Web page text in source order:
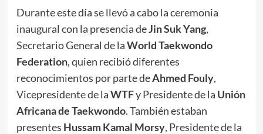
Durante este día se llevó a cabo la ceremonia
inaugural con la presencia deJin Suk Yang,
Secretario General de laWorld Taekwondo
Federation, quien recibió diferentes
reconocimientos por parte deAhmed Fouly,
Vicepresidente de laWTFy Presidente de la Unión
Africana de Taekwondo. También estaban
presentes Hussam Kamal Morsy, Presidente de la